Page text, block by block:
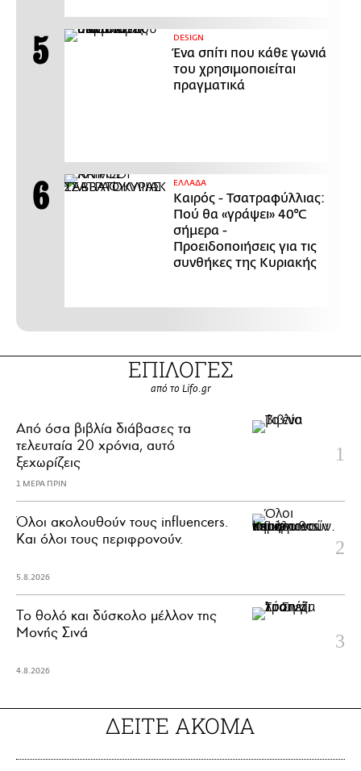
DESIGN
Ένα σπίτι που κάθε γωνιά
του χρησιμοποιείται
πραγματικά
ΕΛΛΑΔΑ
Καιρός - Τσατραφύλλιας:
Πού θα «γράψει» 40°C
σήμερα -
Προειδοποιήσεις για τις
συνθήκες της Κυριακής
ΕΠΙΛΟΓΕΣ
από το Lifo.gr
Από όσα βιβλία διάβασες τα
τελευταία 20 χρόνια, αυτό
ξεχωρίζεις
1 ΜΕΡΑ ΠΡΙΝ
Όλοι ακολουθούν τους influencers.
Και όλοι τους περιφρονούν.
5.8.2026
Το θολό και δύσκολο μέλλον της
Μονής Σινά
4.8.2026
ΔΕΙΤΕ ΑΚΟΜΑ